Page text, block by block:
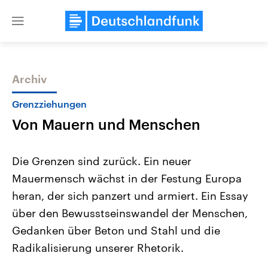
Close
Themen
USA
Aktuelle Beiträge, Analysen und
Hintergründe
Wirtschaftlich und militärisch
gehören die Vereinigten Staaten zu
den mächtigsten Ländern der Erde,
mit großem Einfluss auf das
Nahostkonflikt
Aktuelle Lage und
Der Überfall der
Terrororganisation Hamas
Oktober 2023 auf Israel
Archiv
Grenzziehungen
Von Mauern und Menschen
Die Grenzen sind zurück. Ein neuer
Mauermensch wächst in der Festung Europa
heran, der sich panzert und armiert. Ein Essay
über den Bewusstseinswandel der Menschen,
Gedanken über Beton und Stahl und die
Radikalisierung unserer Rhetorik.